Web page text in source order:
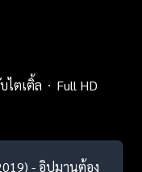
ไตเติ้ล
Full HD
- อิปมานต้อง